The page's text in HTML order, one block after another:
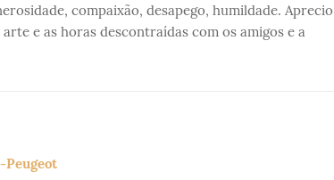
compaixão, desapego, humildade. Aprecio
e as horas descontraídas com os amigos e a
Peugeot